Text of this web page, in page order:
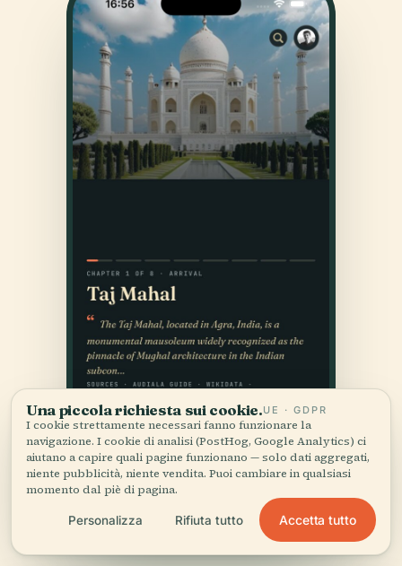
Una piccola richiesta sui cookie.UE · GDPR
I cookie strettamente necessari fanno funzionare la
navigazione. I cookie di analisi (PostHog, Google Analytics) ci
aiutano a capire quali pagine funzionano — solo dati aggregati,
niente pubblicità, niente vendita. Puoi cambiare in qualsiasi
momento dal piè di pagina.
Personalizza Rifiuta tutto Accetta tutto